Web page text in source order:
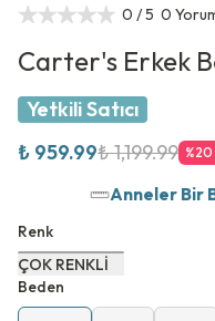
0 / 5 0
Carter's Erkek
Yetkili Satıcı
₺ 959.99₺ 1,199.99 %20
Anneler Bir
Renk
ÇOK RENKLİ
Beden